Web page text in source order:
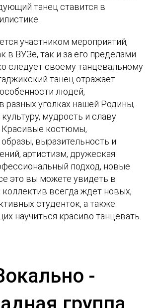
танец ставится в
участником мероприятий,
в ВУЗе, так и за его пределами.
следует своему танцевальному
танец отражает
людей,
уголках нашей Родины,
мудрость и славу
Красивые костюмы,
выразительность и
артистизм, дружеская
подход, новые
это вы можете увидеть в
коллектив всегда ждет новых,
студенток, а также
научиться красиво танцевать.
-